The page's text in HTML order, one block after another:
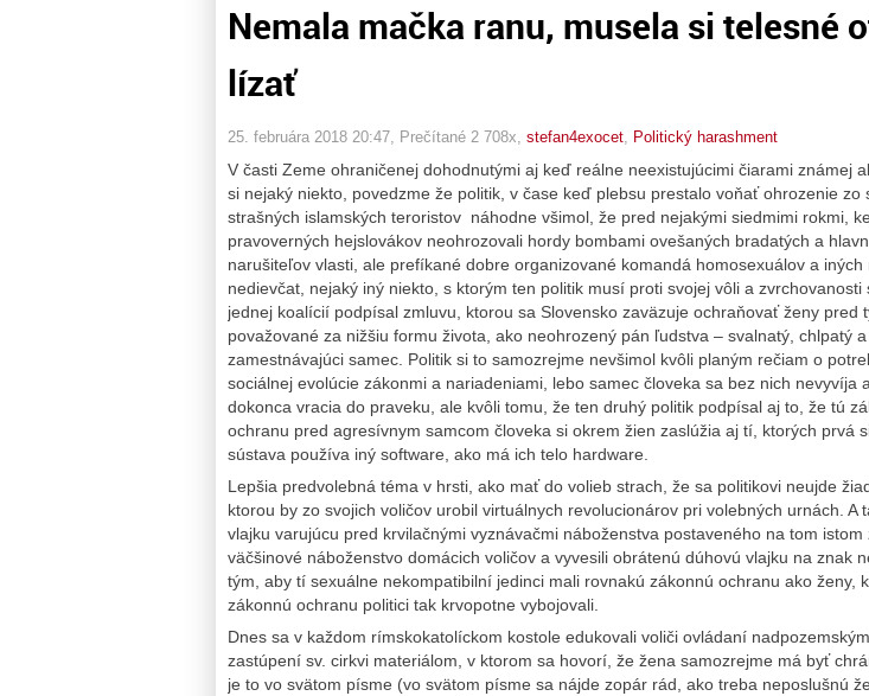
Nemala mačka ranu, musela si telesné
lízať
25. februára 2018 20:47 , Prečítané 2 708x, stefan4exocet Politický harashment
V časti Zeme ohraničenej dohodnutými aj keď reálne neexistujúcimi čiarami známej
si nejaký niekto, povedzme že politik, v čase keď plebsu prestalo voňať ohrozenie zo
strašných islamských teroristov náhodne všimol, že pred nejakými siedmimi rokmi,
pravoverných hejslovákov neohrozovali hordy bombami ovešaných bradatých a
narušiteľov vlasti, ale prefíkané dobre organizované komandá homosexuálov a iných
nedievčat, nejaký iný niekto, s ktorým ten politik musí proti svojej vôli a zvrchovanosti
jednej koalícií podpísal zmluvu, ktorou sa Slovensko zaväzuje ochraňovať ženy pred
považované za nižšiu formu života, ako neohrozený pán ľudstva – svalnatý, chlpatý
zamestnávajúci samec. Politik si to samozrejme nevšimol kvôli planým rečiam o
sociálnej evolúcie zákonmi a nariadeniami, lebo samec človeka sa bez nich nevyvíja
dokonca vracia do praveku, ale kvôli tomu, že ten druhý politik podpísal aj to, že tú
ochranu pred agresívnym samcom človeka si okrem žien zaslúžia aj tí, ktorých prvá
sústava používa iný software, ako má ich telo hardware.
Lepšia predvolebná téma v hrsti, ako mať do volieb strach, že sa politikovi neujde
ktorou by zo svojich voličov urobil virtuálnych revolucionárov pri volebných urnách. A
vlajku varujúcu pred krvilačnými vyznávačmi náboženstva postaveného na tom istom
väčšinové náboženstvo domácich voličov a vyvesili obrátenú dúhovú vlajku na znak
tým, aby tí sexuálne nekompatibilní jedinci mali rovnakú zákonnú ochranu ako ženy,
zákonnú ochranu politici tak krvopotne vybojovali.
Dnes sa v každom rímskokatolíckom kostole edukovali voliči ovládaní
zastúpení sv. cirkvi materiálom, v ktorom sa hovorí, že žena samozrejme má byť
je to vo svätom písme (vo svätom písme sa nájde zopár rád, ako treba neposlušnú